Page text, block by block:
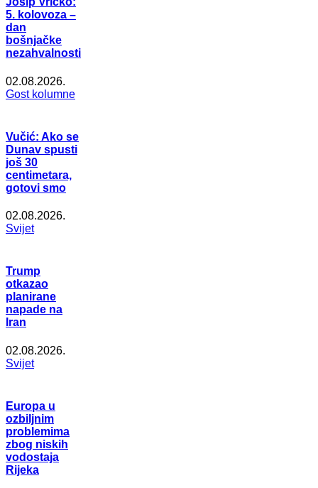
5. kolovoza –
dan
bošnjačke
nezahvalnosti
02.08.2026.
Gost kolumne
Vučić: Ako se
Dunav spusti
još 30
centimetara,
gotovi smo
02.08.2026.
Svijet
Trump
otkazao
planirane
napade na
Iran
02.08.2026.
Svijet
Europa u
ozbiljnim
problemima
zbog niskih
vodostaja
Rijeka